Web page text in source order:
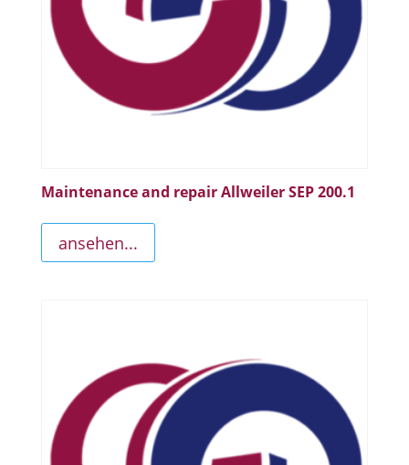
Maintenance and repair Allweiler SEP 200.1
ansehen...